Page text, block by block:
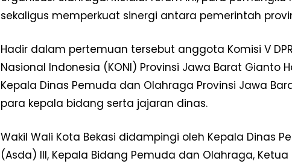
News Week
Magazine PRO
Company
Disclaimer
Kontak Kami
sekaligus memperkuat sinergi antara pemerintah
Hadir dalam pertemuan tersebut anggota Komisi V
Nasional Indonesia (KONI) Provinsi Jawa Barat Gianto
Kepala Dinas Pemuda dan Olahraga Provinsi Jawa
para kepala bidang serta jajaran dinas.
Wakil Wali Kota Bekasi didampingi oleh Kepala Dinas
(Asda) III, Kepala Bidang Pemuda dan Olahraga,